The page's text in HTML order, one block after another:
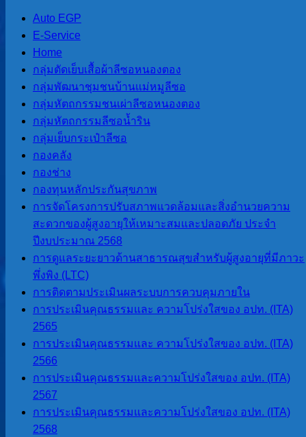
Auto EGP
E-Service
Home
กลุ่มตัดเย็บเสื้อผ้าลีซอหนองตอง
กลุ่มพัฒนาชุมชนบ้านแม่หมูลีซอ
กลุ่มหัตถกรรมชนเผ่าลีซอหนองตอง
กลุ่มหัตถกรรมลีซอน้ำริน
กลุ่มเย็บกระเป๋าลีซอ
กองคลัง
กองช่าง
กองทุนหลักประกันสุขภาพ
การจัดโครงการปรับสภาพแวดล้อมและสิ่งอำนวยความ
สะดวกของผู้สูงอายุให้เหมาะสมและปลอดภัย ประจำ
ปีงบประมาณ 2568
การดูแลระยะยาวด้านสาธารณสุขสำหรับผู้สูงอายุที่มีภาวะ
พึ่งพิง (LTC)
การติดตามประเมินผลระบบการควบคุมภายใน
การประเมินคุณธรรมและ ความโปร่งใสของ อปท. (ITA)
2565
การประเมินคุณธรรมและ ความโปร่งใสของ อปท. (ITA)
2566
การประเมินคุณธรรมและความโปร่งใสของ อปท. (ITA)
2567
การประเมินคุณธรรมและความโปร่งใสของ อปท. (ITA)
2568
อายุให้เหมาะสม
และปลอดภัย
ประจำ
ปีงบประมาณ
2568
ข่าวสารและกิจกรรม
อบต.สบป่อง
เมื่อวันที่ 13 พฤษภาคม
2568 สำนักงานพัฒนา
สังคมและความมั่งคงของ
มนุษย์จังหวัดแม่ฮ่องสอน
ร่วมกับองค์การบริหารส่วน
ตำบลสบป่องดำเนินการจัด
โครงการปรับสภาพ
แวดล้อมและสิ่งอำนวย
ความสะดวกของผู้สูงอายุให้
เหมาะสมและปลอดภัย
ประจำปีงบประมาณ 2568
จำนวน 1 หลัง ณ บ้าน
สามหลัง หมู่ที่ 3 ตำบลสบ
ป่อง อำเภอปางมะผ้า